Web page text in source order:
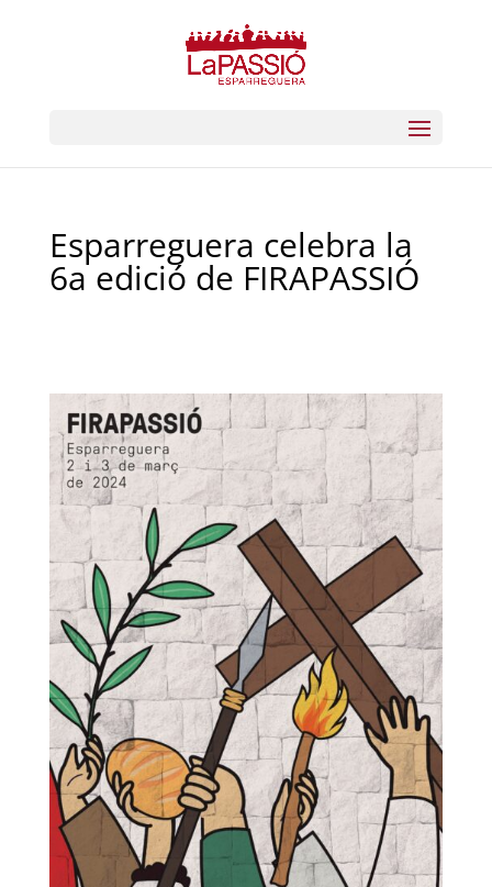
Esparreguera celebra la
6a edició de FIRAPASSIÓ